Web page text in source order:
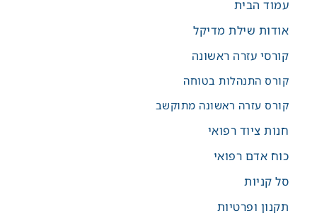
עמוד הבית
אודות שילת מדיקל
קורסי עזרה ראשונה
קורס התנהלות בטוחה
קורס עזרה ראשונה מתוקשב
חנות ציוד רפואי
כוח אדם רפואי
סל קניות
תקנון ופרטיות